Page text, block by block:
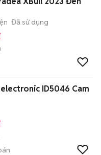
Đã sử dụng
ID5046 Cam